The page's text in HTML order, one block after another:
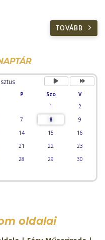
TOVÁBB
P Szo
V
1
2
7 8
9
14 15
16
21 22
23
28 29
30
oldalai